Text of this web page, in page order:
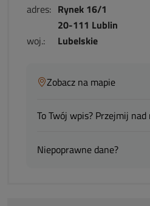
adres: Rynek 16/1
20-111 Lublin
woj.:
Lubelskie
Zobacz na mapie
To Twój wpis? Przejmij
Niepoprawne dane?